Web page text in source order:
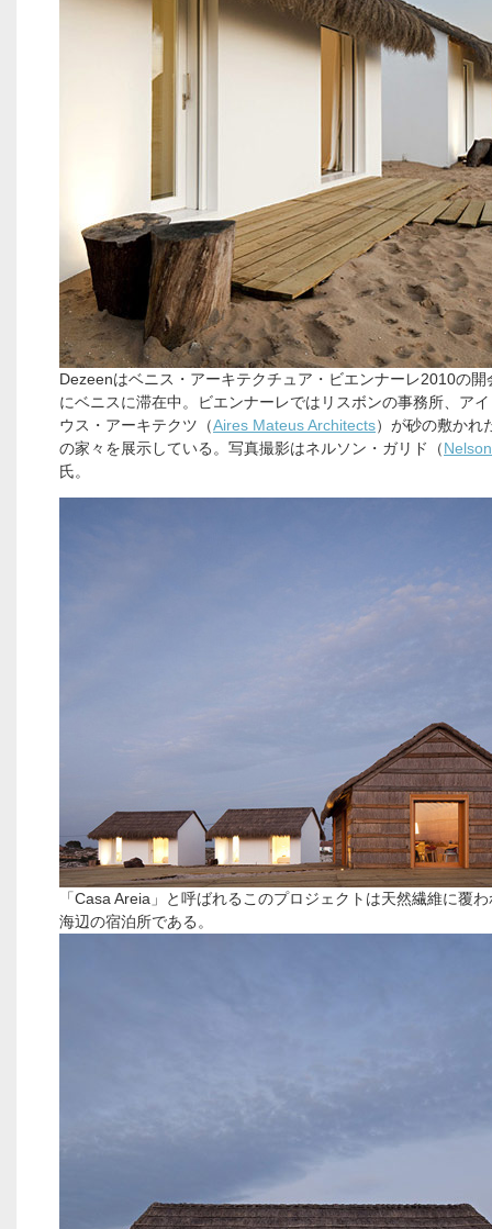
Dezeenはベニス・アーキテクチュア・ビエンナーレ2010の開
にベニスに滞在中。ビエンナーレではリスボンの事務所、ア
ウス・アーキテクツ（Aires Mateus Architects）が砂の敷かれ
の家々を展示している。写真撮影はネルソン・ガリド（
氏。
「Casa Areia」と呼ばれるこのプロジェクトは天然繊維に覆
海辺の宿泊所である。